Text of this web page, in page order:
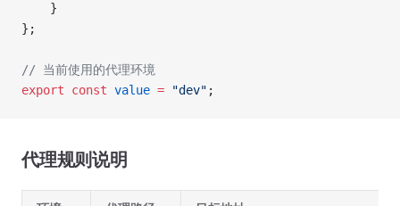
	}
};
// 当前使用的代理环境
export const value = "dev" ;
代理规则说明